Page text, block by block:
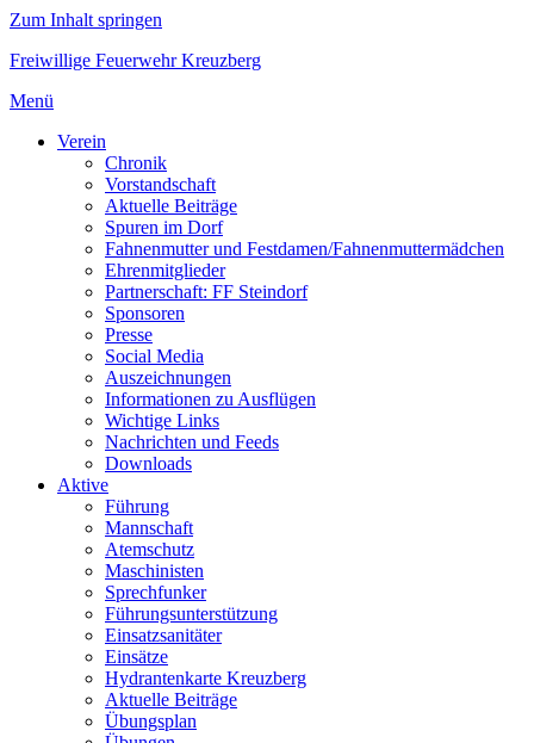
Zum Inhalt springen
Freiwillige Feuerwehr Kreuzberg
Menü
Verein
Chronik
Vorstandschaft
Aktuelle Beiträge
Spuren im Dorf
Fahnenmutter und Festdamen/Fahnenmuttermädchen
Ehrenmitglieder
Partnerschaft: FF Steindorf
Sponsoren
Presse
Social Media
Auszeichnungen
Informationen zu Ausflügen
Wichtige Links
Nachrichten und Feeds
Downloads
Aktive
Führung
Mannschaft
Atemschutz
Maschinisten
Sprechfunker
Führungsunterstützung
Einsatzsanitäter
Einsätze
Hydrantenkarte Kreuzberg
Aktuelle Beiträge
Übungsplan